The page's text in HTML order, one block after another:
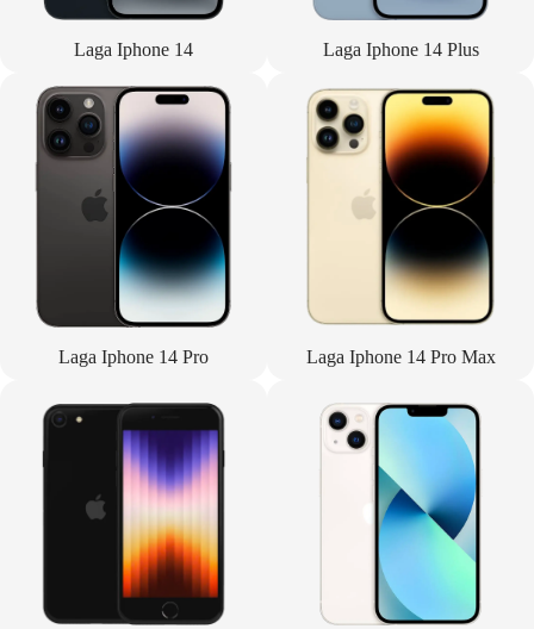
Laga Iphone 14 Laga Iphone 14 Plus
Laga Iphone 14 Pro Laga Iphone 14 Pro Max